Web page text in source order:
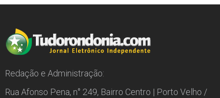
Redação e Administração:
Rua Afonso Pena, n° 249, Bairro Centro | Porto Velho /